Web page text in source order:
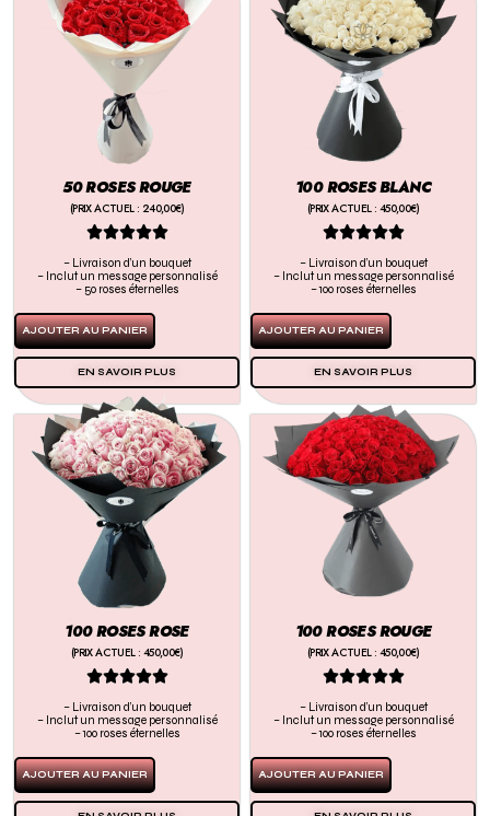
50 ROSES ROUGE
(PRIX ACTUEL : 240,00€)

– Livraison d’un bouquet
– Inclut un message personnalisé
– 50 roses éternelles
AJOUTER AU PANIER
EN SAVOIR PLUS
100 ROSES BLANC
(PRIX ACTUEL : 450,00€)

– Livraison d’un bouquet
– Inclut un message personnalisé
– 100 roses éternelles
AJOUTER AU PANIER
EN SAVOIR PLUS
100 ROSES ROSE
(PRIX ACTUEL : 450,00€)

– Livraison d’un bouquet
– Inclut un message personnalisé
– 100 roses éternelles
AJOUTER AU PANIER
100 ROSES ROUGE
(PRIX ACTUEL : 450,00€)

– Livraison d’un bouquet
– Inclut un message personnalisé
– 100 roses éternelles
AJOUTER AU PANIER